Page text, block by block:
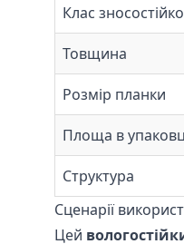
Клас
Товщина
Розмір планки
Площа в
Структура
Сценарії
Цей